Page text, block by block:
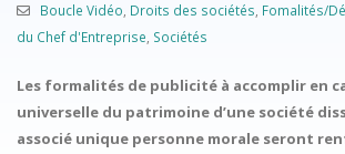
Boucle Vidéo Droits des sociétés Fomalités/
du Chef d'Entreprise Sociétés
Les formalités de publicité à accomplir en
universelle du patrimoine d’une société
associé unique personne morale seront